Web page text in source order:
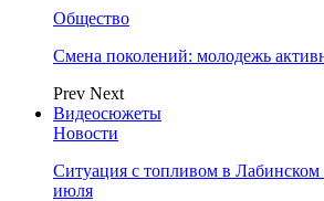
Общество
Смена поколений: молодежь
Prev Next
Видеосюжеты
Новости
Ситуация с топливом в Лабинском
июля